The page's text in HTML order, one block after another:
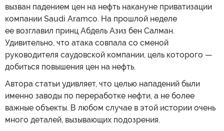
вызван падением цен на нефть накануне приватизации
компании Saudi Aramcо. На прошлой неделе
ее возглавил принц Абдель Азиз бен Салман.
Удивительно, что атака совпала со сменой
руководителя саудовской компании, цель которого —
добиться повышения цен на нефть.
Автора статьи удивляет, что целью нападений были
именно заводы по переработке нефти, а не более
важные объекты. В любом случае в этой истории очень
много деталей, вызывающих подозрения.